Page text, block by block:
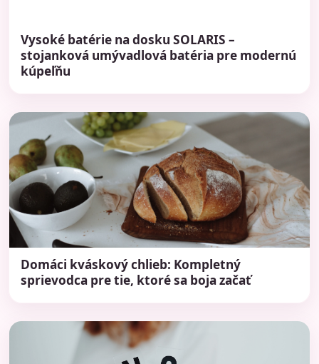
Vysoké batérie na dosku SOLARIS –
stojanková umývadlová batéria pre modernú
kúpeľňu
Domáci kváskový chlieb: Kompletný
sprievodca pre tie, ktoré sa boja začať